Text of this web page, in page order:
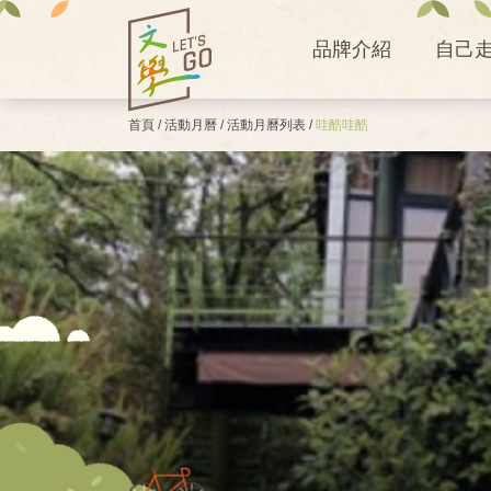
品牌介紹 自己
首頁 /活動月曆 /活動月曆列表 /哇酷哇酷